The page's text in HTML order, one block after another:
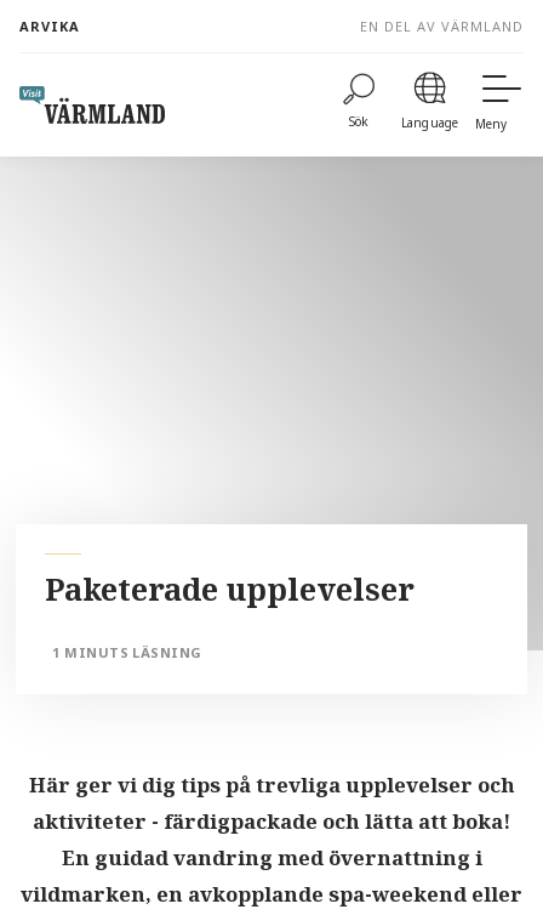
content
ARVIKA EN DEL AV VÄRMLAND
Sök Language Meny
Paketerade upplevelser
1 MINUTS LÄSNING
Här ger vi dig tips på trevliga upplevelser och
aktiviteter - färdigpackade och lätta att boka!
En guidad vandring med övernattning i
vildmarken, en avkopplande spa-weekend eller